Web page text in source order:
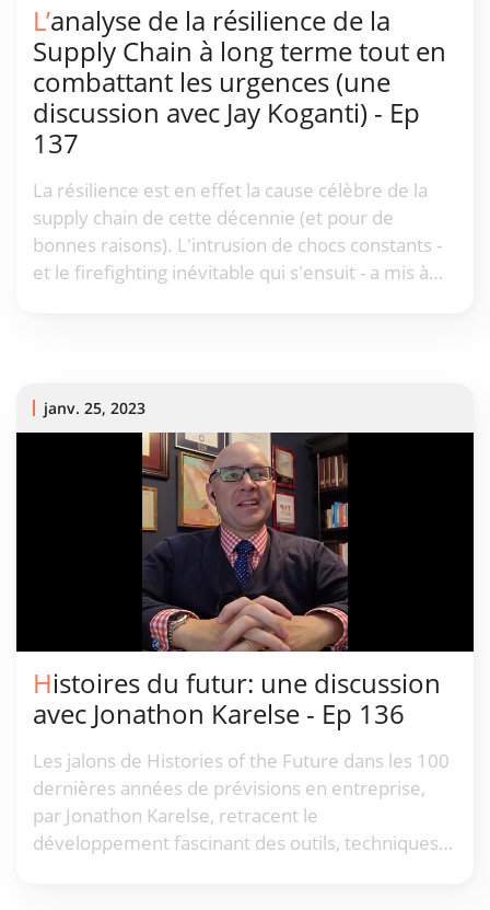
L’analyse de la résilience de la
Supply Chain à long terme tout en
combattant les urgences (une
discussion avec Jay Koganti) - Ep
137
La résilience est en effet la cause célèbre de la
supply chain de cette décennie (et pour de
bonnes raisons). L'intrusion de chocs constants -
et le firefighting inévitable qui s'ensuit - a mis à
janv. 25, 2023
Histoires du futur: une discussion
avec Jonathon Karelse - Ep 136
Les jalons de Histories of the Future dans les 100
dernières années de prévisions en entreprise,
par Jonathon Karelse, retracent le
développement fascinant des outils, techniques